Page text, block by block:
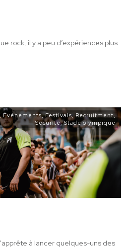
rock, il y a peu d’expériences plus
,Événements,Festivals,Recruitment,
Sécurité,Stade olympique
à lancer quelques-uns des